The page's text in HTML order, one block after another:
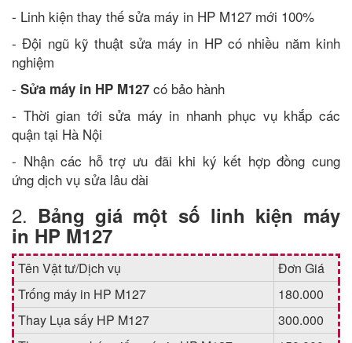
- Linh kiện thay thế sửa máy in HP M127 mới 100%
- Đội ngũ kỹ thuật sửa máy in HP có nhiều năm kinh
nghiệm
- Sửa máy in HP M127 có bảo hành
- Thời gian tới sửa máy in nhanh phục vụ khắp các
quận tại Hà Nội
- Nhận các hỗ trợ ưu đãi khi ký kết hợp đồng cung
ứng dịch vụ sửa lâu dài
2. Bảng giá một số linh kiện máy
in HP M127
Tên Vật tư/Dịch vụ
Đơn Giá
Trống máy in HP M127
180.000
Thay Lụa sấy HP M127
300.000